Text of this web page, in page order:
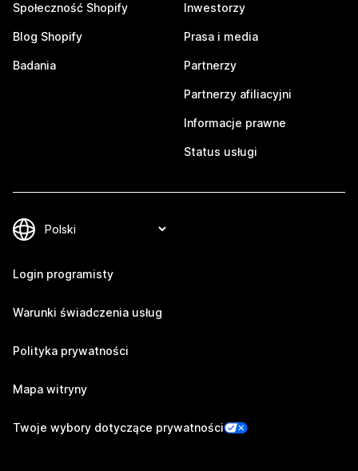
Społeczność Shopify
Blog Shopify
Badania
Inwestorzy
Prasa i media
Partnerzy
Partnerzy afiliacyjni
Informacje prawne
Status usługi
Login programisty
Warunki świadczenia usług
Polityka prywatności
Mapa witryny
Twoje wybory dotyczące prywatności